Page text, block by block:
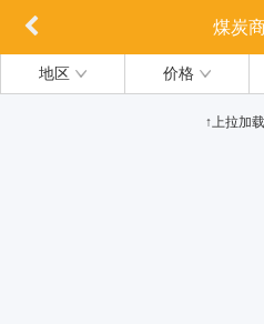
煤炭
地区 价格
↑上拉加